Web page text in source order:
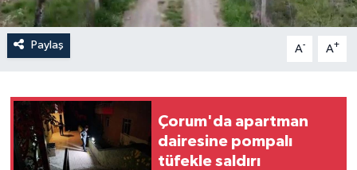
Paylaş A- A+
Çorum'da apartman
dairesine pompalı
tüfekle saldırı